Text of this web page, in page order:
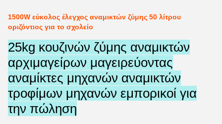
1500W εύκολος έλεγχος αναμικτών ζύμης 50 λίτρου
οριζόντιος για το σχολείο
25kg κουζινών ζύμης αναμικτών
αρχιμαγείρων μαγειρεύοντας
αναμίκτες μηχανών αναμικτών
τροφίμων μηχανών εμπορικοί για
την πώληση